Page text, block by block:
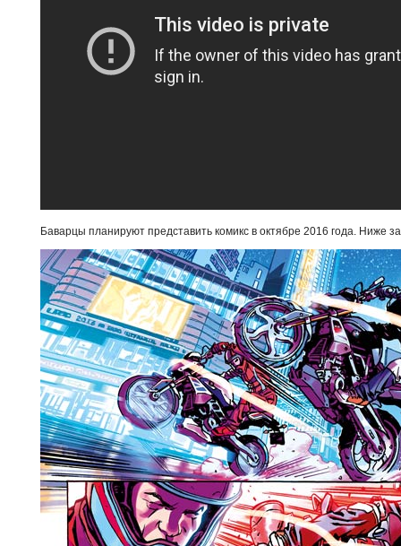
Баварцы планируют представить комикс в октябре 2016 года. Ниже